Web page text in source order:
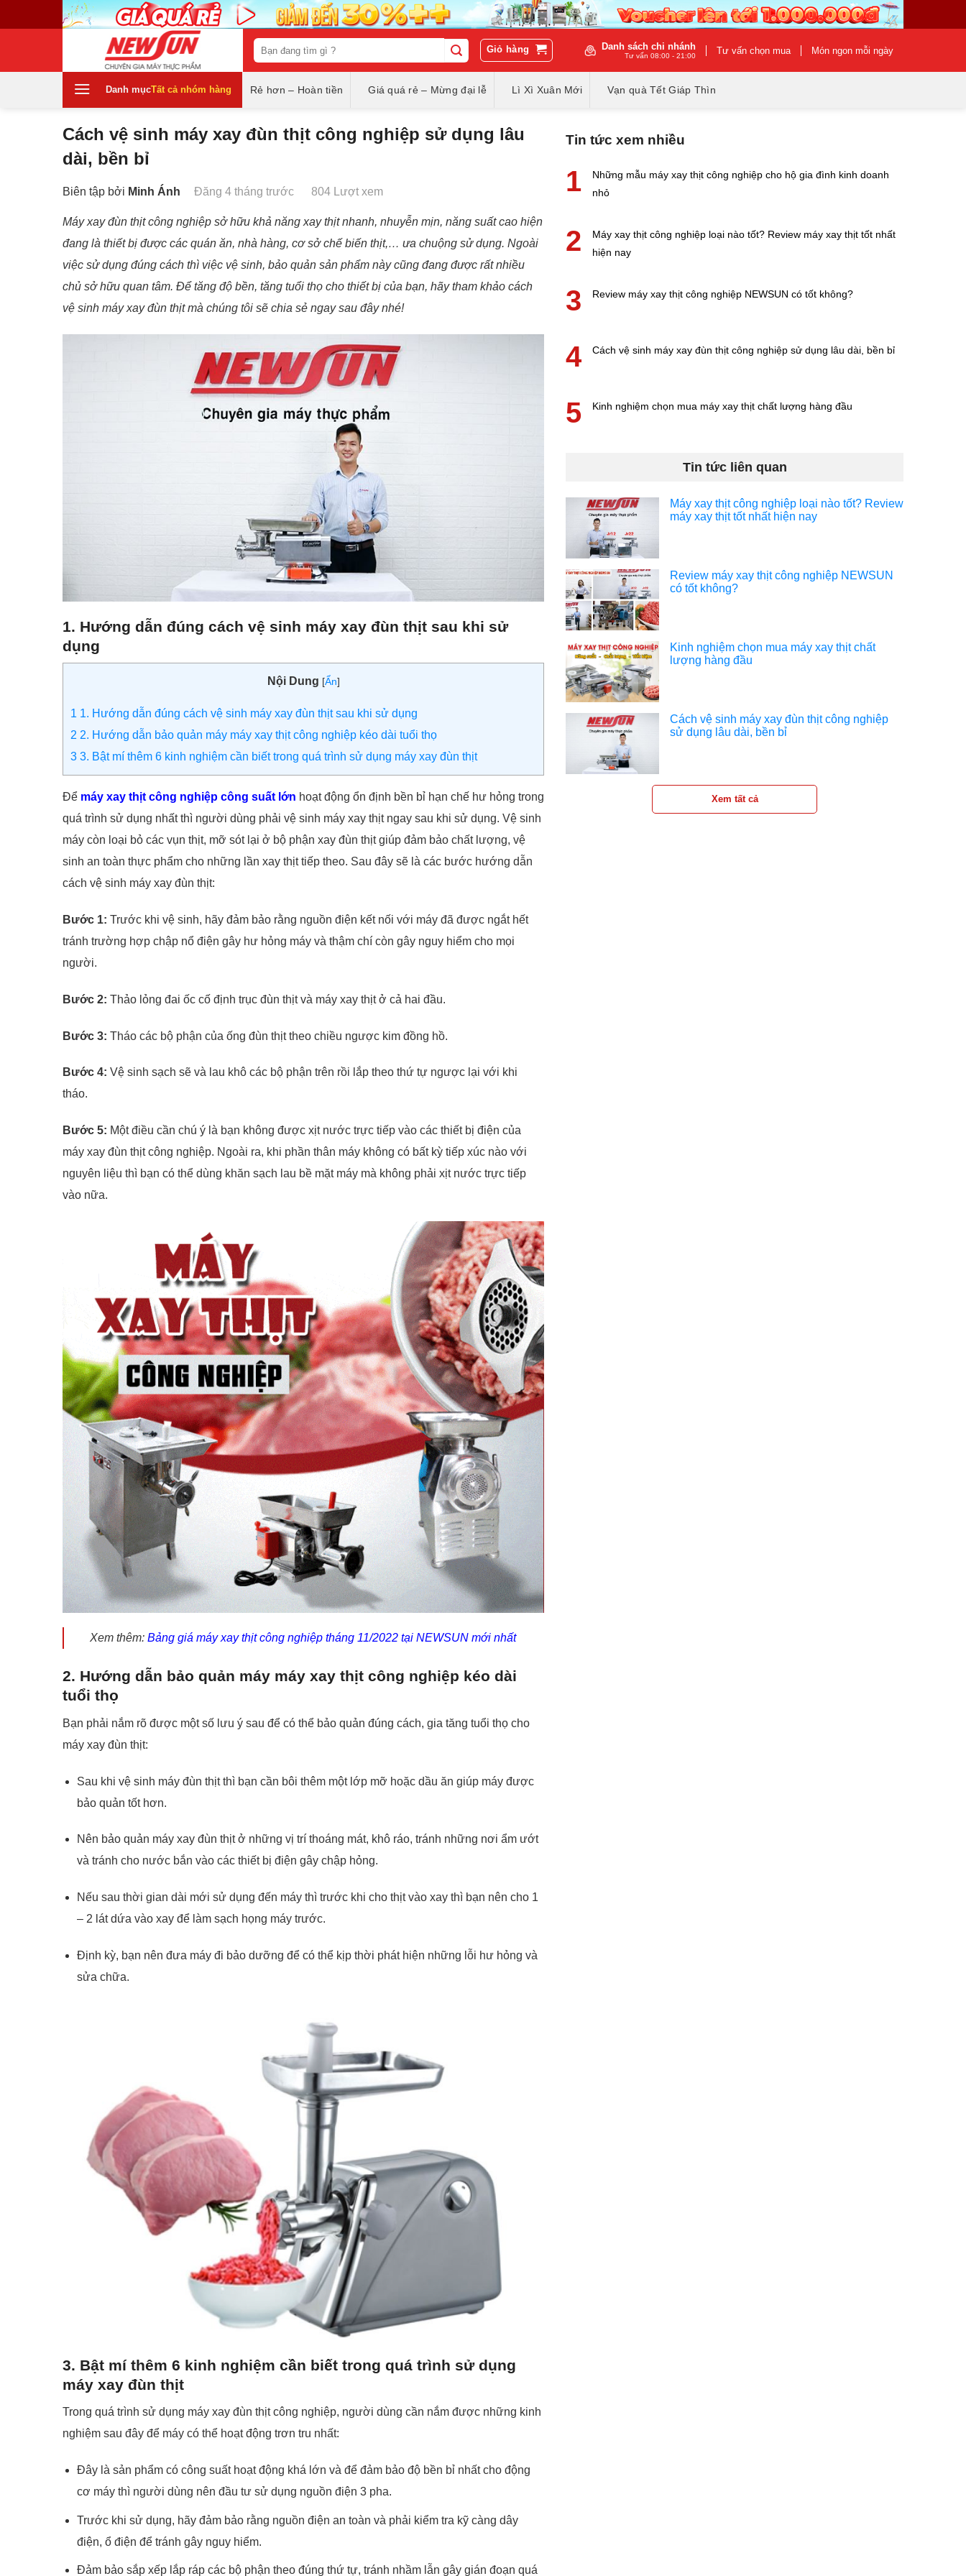
to
Tìm
kiếm:
Giỏ hàng Danh sách chi nhánh
Tư vấn 08:00 - 21:00 Tư vấn chọn mua Món ngon mỗi ngày
Tất cả nhóm hàng
Danh mục Rẻ hơn – Hoàn tiền Giá quá rẻ – Mừng đại lễ Lì Xì Xuân Mới Vạn quà Tết Giáp Thìn
Cách vệ sinh máy xay đùn thịt công nghiệp sử dụng lâu
dài, bền bỉ
Biên tập bởi Minh Ánh Đăng 4 tháng trước 804 Lượt xem
Máy xay đùn thịt công nghiệp sở hữu khả năng xay thịt nhanh, nhuyễn mịn, năng suất cao hiện
đang là thiết bị được các quán ăn, nhà hàng, cơ sở chế biến thịt,… ưa chuộng sử dụng. Ngoài
việc sử dụng đúng cách thì việc vệ sinh, bảo quản sản phẩm này cũng đang được rất nhiều
chủ sở hữu quan tâm. Để tăng độ bền, tăng tuổi thọ cho thiết bị của bạn, hãy tham khảo cách
vệ sinh máy xay đùn thịt mà chúng tôi sẽ chia sẻ ngay sau đây nhé!
1. Hướng dẫn đúng cách vệ sinh máy xay đùn thịt sau khi sử
dụng
Nội Dung [Ẩn]
1 1. Hướng dẫn đúng cách vệ sinh máy xay đùn thịt sau khi sử dụng
2 2. Hướng dẫn bảo quản máy máy xay thịt công nghiệp kéo dài tuổi thọ
3 3. Bật mí thêm 6 kinh nghiệm cần biết trong quá trình sử dụng máy xay đùn thịt
Để máy xay thịt công nghiệp công suất lớn hoạt động ổn định bền bỉ hạn chế hư hỏng trong
quá trình sử dụng nhất thì người dùng phải vệ sinh máy xay thịt ngay sau khi sử dụng. Vệ sinh
máy còn loại bỏ các vụn thịt, mỡ sót lại ở bộ phận xay đùn thịt giúp đảm bảo chất lượng, vệ
sinh an toàn thực phẩm cho những lần xay thịt tiếp theo. Sau đây sẽ là các bước hướng dẫn
cách vệ sinh máy xay đùn thịt:
Bước 1: Trước khi vệ sinh, hãy đảm bảo rằng nguồn điện kết nối với máy đã được ngắt hết
tránh trường hợp chập nổ điện gây hư hỏng máy và thậm chí còn gây nguy hiểm cho mọi
người.
Bước 2: Thảo lỏng đai ốc cố định trục đùn thịt và máy xay thịt ở cả hai đầu.
Bước 3: Tháo các bộ phận của ống đùn thịt theo chiều ngược kim đồng hồ.
Bước 4: Vệ sinh sạch sẽ và lau khô các bộ phận trên rồi lắp theo thứ tự ngược lại với khi
tháo.
Bước 5: Một điều cần chú ý là bạn không được xịt nước trực tiếp vào các thiết bị điện của
máy xay đùn thịt công nghiệp. Ngoài ra, khi phần thân máy không có bất kỳ tiếp xúc nào với
nguyên liệu thì bạn có thể dùng khăn sạch lau bề mặt máy mà không phải xịt nước trực tiếp
vào nữa.
Xem thêm: Bảng giá máy xay thịt công nghiệp tháng 11/2022 tại NEWSUN mới nhất
2. Hướng dẫn bảo quản máy máy xay thịt công nghiệp kéo dài
tuổi thọ
Bạn phải nắm rõ được một số lưu ý sau để có thể bảo quản đúng cách, gia tăng tuổi thọ cho
máy xay đùn thịt:
Sau khi vệ sinh máy đùn thịt thì bạn cần bôi thêm một lớp mỡ hoặc dầu ăn giúp máy được
bảo quản tốt hơn.
Nên bảo quản máy xay đùn thịt ở những vị trí thoáng mát, khô ráo, tránh những nơi ẩm ướt
và tránh cho nước bắn vào các thiết bị điện gây chập hỏng.
Nếu sau thời gian dài mới sử dụng đến máy thì trước khi cho thịt vào xay thì bạn nên cho 1
– 2 lát dứa vào xay để làm sạch họng máy trước.
Định kỳ, bạn nên đưa máy đi bảo dưỡng để có thể kịp thời phát hiện những lỗi hư hỏng và
sửa chữa.
3. Bật mí thêm 6 kinh nghiệm cần biết trong quá trình sử dụng
máy xay đùn thịt
Trong quá trình sử dụng máy xay đùn thịt công nghiệp, người dùng cần nắm được những kinh
nghiệm sau đây để máy có thể hoạt động trơn tru nhất:
Đây là sản phẩm có công suất hoạt động khá lớn và để đảm bảo độ bền bỉ nhất cho động
cơ máy thì người dùng nên đầu tư sử dụng nguồn điện 3 pha.
Trước khi sử dụng, hãy đảm bảo rằng nguồn điện an toàn và phải kiểm tra kỹ càng dây
điện, ổ điện để tránh gây nguy hiểm.
Đảm bảo sắp xếp lắp ráp các bộ phận theo đúng thứ tự, tránh nhầm lẫn gây gián đoạn quá
Tin tức xem nhiều
1
Những mẫu máy xay thịt công nghiệp cho hộ gia đình kinh doanh
nhỏ
2
Máy xay thịt công nghiệp loại nào tốt? Review máy xay thịt tốt nhất
hiện nay
3 Review máy xay thịt công nghiệp NEWSUN có tốt không?
4 Cách vệ sinh máy xay đùn thịt công nghiệp sử dụng lâu dài, bền bỉ
5 Kinh nghiệm chọn mua máy xay thịt chất lượng hàng đầu
Tin tức liên quan
Máy xay thịt công nghiệp loại nào tốt? Review
máy xay thịt tốt nhất hiện nay
Review máy xay thịt công nghiệp NEWSUN
có tốt không?
Kinh nghiệm chọn mua máy xay thịt chất
lượng hàng đầu
Cách vệ sinh máy xay đùn thịt công nghiệp
sử dụng lâu dài, bền bỉ
Xem tất cả